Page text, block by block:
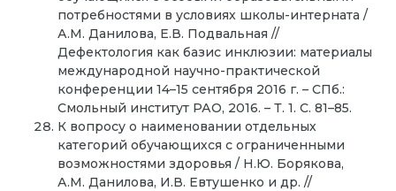
потребностями в условиях школы-интерната /
А.М. Данилова, Е.В. Подвальная //
Дефектология как базис инклюзии: материалы
международной научно-практической
конференции 14–15 сентября 2016 г. – СПб.:
Смольный институт РАО, 2016. – Т. 1. С. 81–85.
К вопросу о наименовании отдельных
категорий обучающихся с ограниченными
возможностями здоровья / Н.Ю. Борякова,
А.М. Данилова, И.В. Евтушенко и др. //